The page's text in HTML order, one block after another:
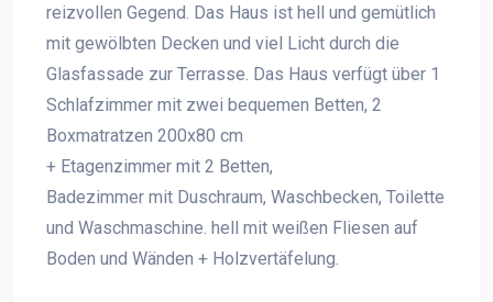
reizvollen Gegend. Das Haus ist hell und gemütlich
mit gewölbten Decken und viel Licht durch die
Glasfassade zur Terrasse. Das Haus verfügt über 1
Schlafzimmer mit zwei bequemen Betten, 2
Boxmatratzen 200x80 cm
+ Etagenzimmer mit 2 Betten,
Badezimmer mit Duschraum, Waschbecken, Toilette
und Waschmaschine. hell mit weißen Fliesen auf
Boden und Wänden + Holzvertäfelung.